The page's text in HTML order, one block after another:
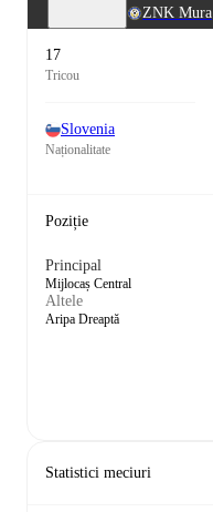
ZNK Mura
17
Tricou
Slovenia
Naționalitate
Poziție
Principal
Mijlocaș Central
Altele
Aripa Dreaptă
Statistici meciuri